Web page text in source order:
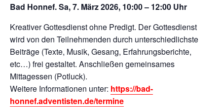
Bad Honnef. Sa, 7. März 2026, 10:00 – 12:00 Uhr
Kreativer Gottesdienst ohne Predigt. Der Gottesdienst
wird von den Teilnehmenden durch unterschiedlichste
Beiträge (Texte, Musik, Gesang, Erfahrungsberichte,
etc…) frei gestaltet. Anschließen gemeinsames
Mittagessen (Potluck).
Weitere Informationen unter: https://bad-
honnef.adventisten.de/termine